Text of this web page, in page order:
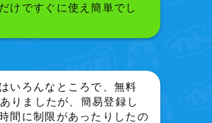
けですぐに使え簡単でし
いろんなところで、無料
りましたが、簡易登録し
間に制限があったりしたの